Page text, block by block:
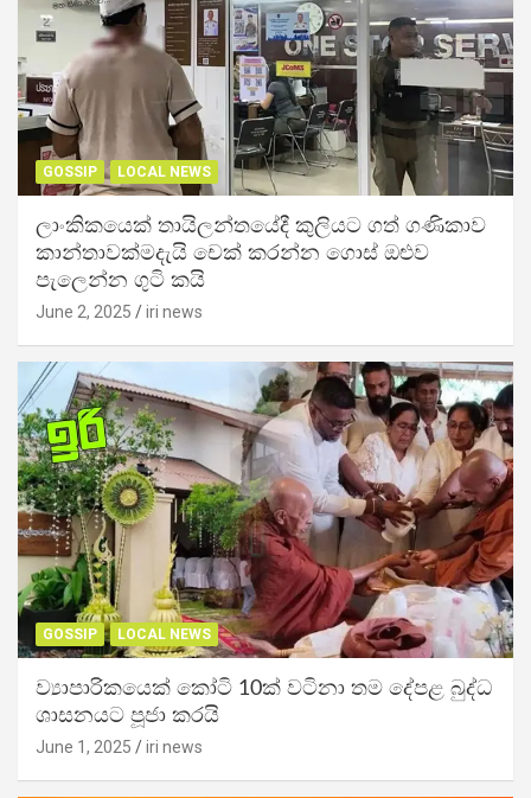
GOSSIP LOCAL NEWS
ලාංකිකයෙක් තායිලන්තයේදී කුලියට ගත් ගණිකාව
කාන්තාවක්මදැයි චෙක් කරන්න ගොස් ඔළුව
පැලෙන්න ගුටි කයි
June 2, 2025 iri news
GOSSIP LOCAL NEWS
ව්‍යාපාරිකයෙක් කෝටි 10ක් වටිනා තම දේපළ බුද්ධ
ශාසනයට පූජා කරයි
June 1, 2025 iri news